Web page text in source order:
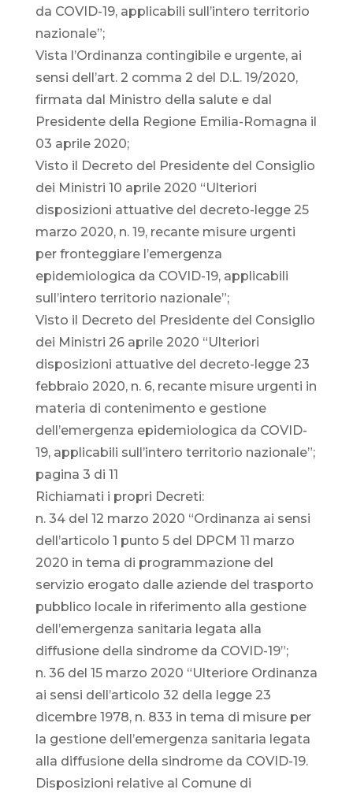
da COVID-19, applicabili sull’intero territorio
nazionale”;
Vista l’Ordinanza contingibile e urgente, ai
sensi dell’art. 2 comma 2 del D.L. 19/2020,
firmata dal Ministro della salute e dal
Presidente della Regione Emilia-Romagna il
03 aprile 2020;
Visto il Decreto del Presidente del Consiglio
dei Ministri 10 aprile 2020 “Ulteriori
disposizioni attuative del decreto-legge 25
marzo 2020, n. 19, recante misure urgenti
per fronteggiare l’emergenza
epidemiologica da COVID-19, applicabili
sull’intero territorio nazionale”;
Visto il Decreto del Presidente del Consiglio
dei Ministri 26 aprile 2020 “Ulteriori
disposizioni attuative del decreto-legge 23
febbraio 2020, n. 6, recante misure urgenti in
materia di contenimento e gestione
dell’emergenza epidemiologica da COVID-
19, applicabili sull’intero territorio nazionale”;
pagina 3 di 11
Richiamati i propri Decreti:
n. 34 del 12 marzo 2020 “Ordinanza ai sensi
dell’articolo 1 punto 5 del DPCM 11 marzo
2020 in tema di programmazione del
servizio erogato dalle aziende del trasporto
pubblico locale in riferimento alla gestione
dell’emergenza sanitaria legata alla
diffusione della sindrome da COVID-19”;
n. 36 del 15 marzo 2020 “Ulteriore Ordinanza
ai sensi dell’articolo 32 della legge 23
dicembre 1978, n. 833 in tema di misure per
la gestione dell’emergenza sanitaria legata
alla diffusione della sindrome da COVID-19.
Disposizioni relative al Comune di